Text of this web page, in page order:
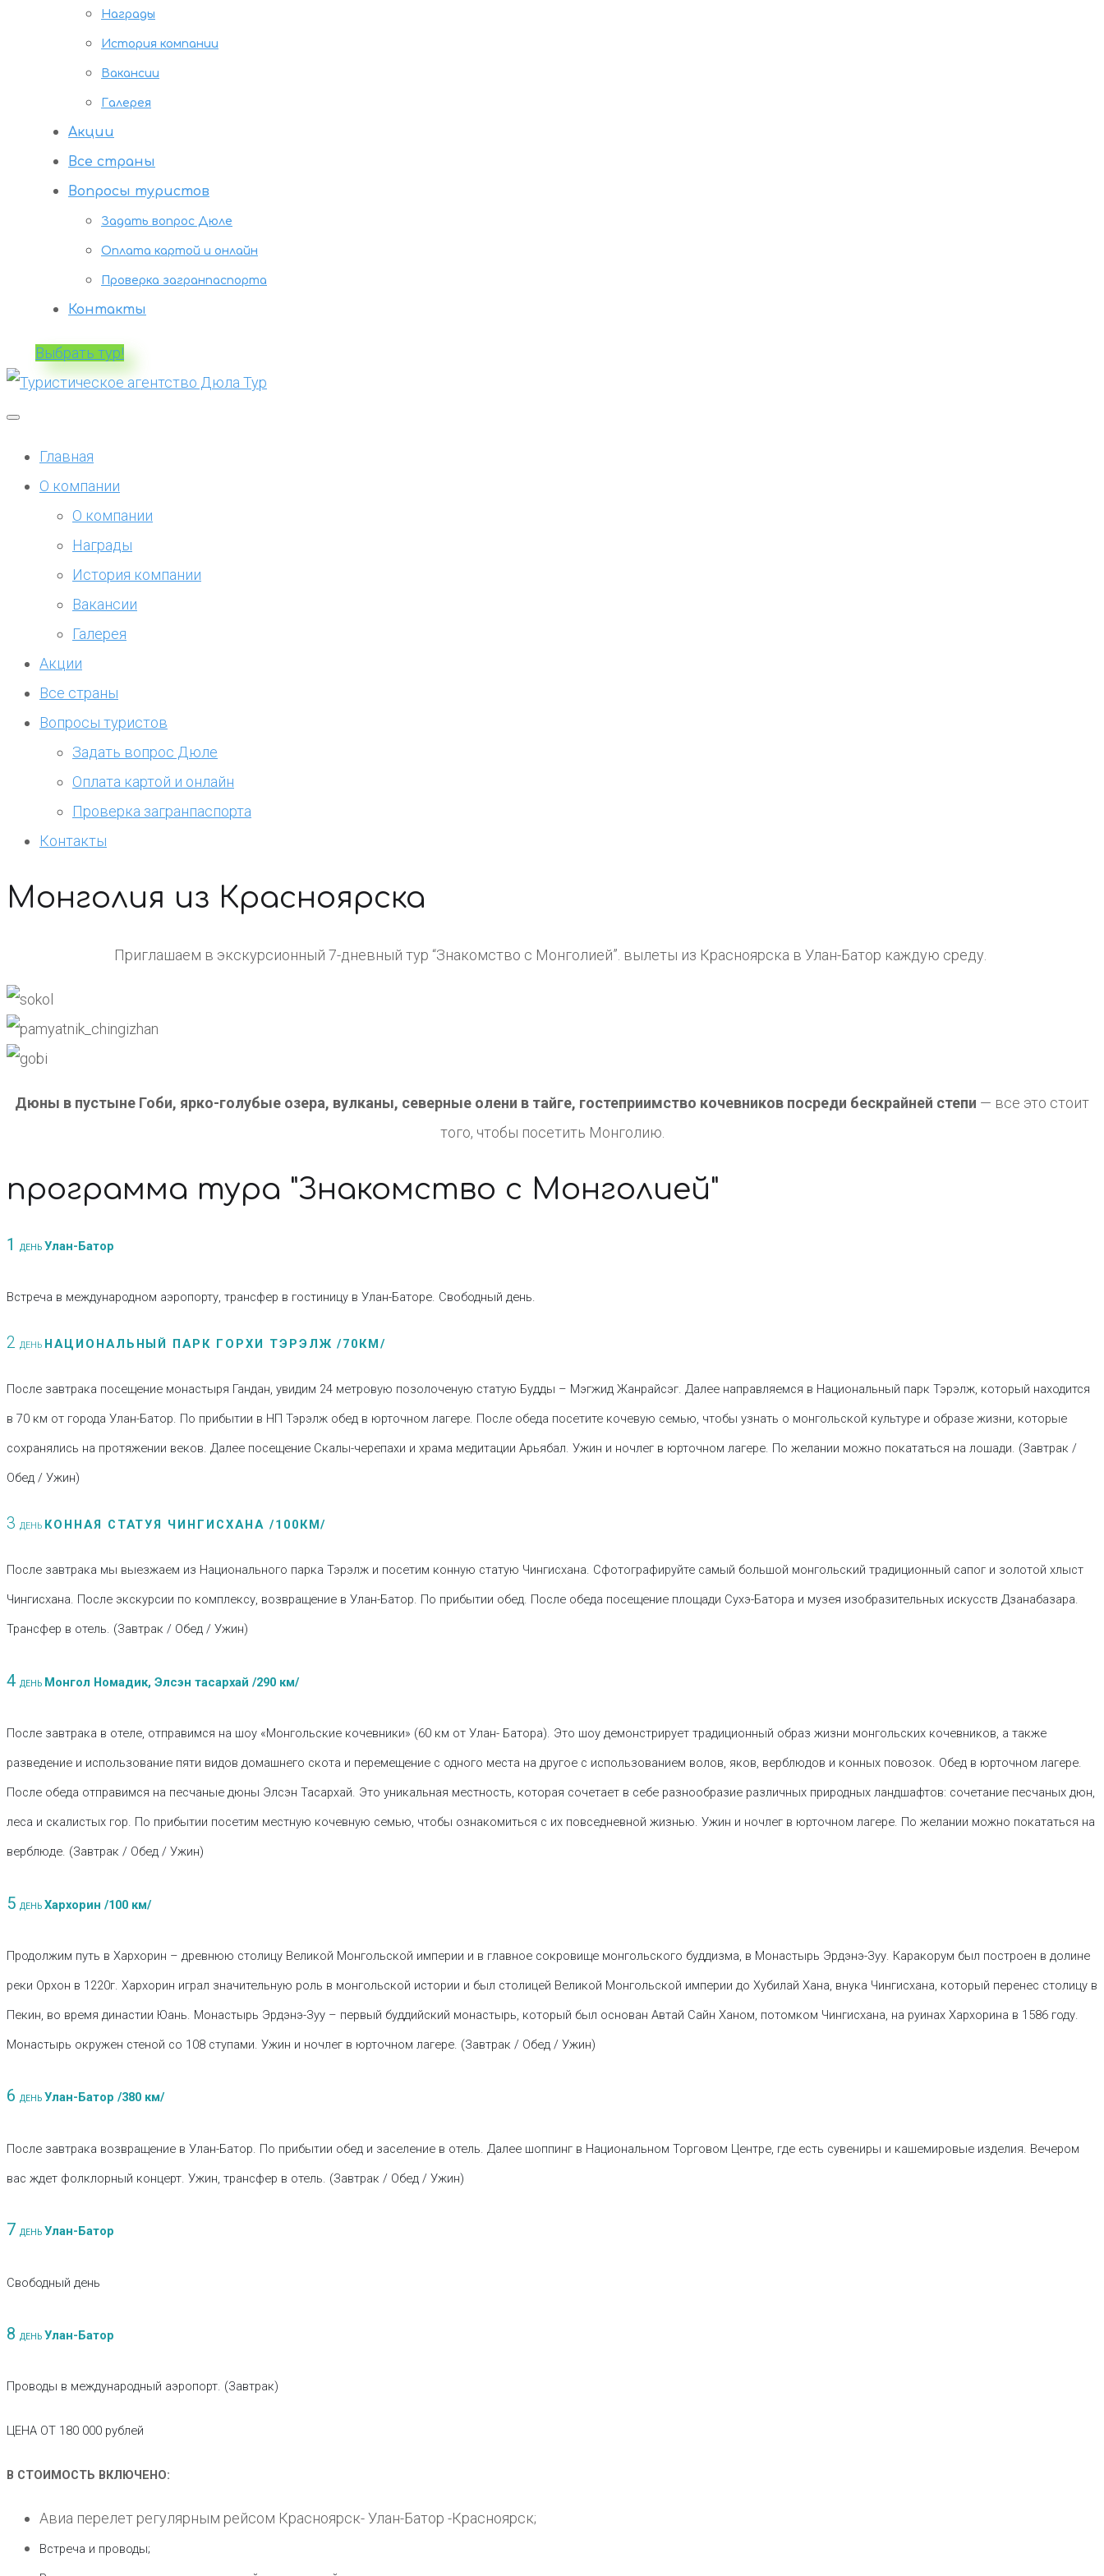
Награды
История компании
Вакансии
Галерея
Акции
Все страны
Вопросы туристов
Задать вопрос Дюле
Оплата картой и онлайн
Проверка загранпаспорта
Контакты
Выбрать тур!
Главная
О компании
О компании
Награды
История компании
Вакансии
Галерея
Акции
Все страны
Вопросы туристов
Задать вопрос Дюле
Оплата картой и онлайн
Проверка загранпаспорта
Контакты
Монголия из Красноярска
Приглашаем в экскурсионный 7-дневный тур “Знакомство с Монголией”. вылеты из Красноярска в Улан-Батор каждую среду.
Дюны в пустыне Гоби, ярко-голубые озера, вулканы, северные олени в тайге, гостеприимство кочевников посреди бескрайней степи — все это стоит
того, чтобы посетить Монголию.
программа тура "Знакомство с Монголией"
1 ДЕНЬ Улан-Батор
Встреча в международном аэропорту, трансфер в гостиницу в Улан-Баторе. Свободный день.
2 ДЕНЬ НАЦИОНАЛЬНЫЙ ПАРК ГОРХИ ТЭРЭЛЖ /70КМ/
После завтрака посещение монастыря Гандан, увидим 24 метровую позолоченую статую Будды – Мэгжид Жанрайсэг. Далее направляемся в Национальный парк Тэрэлж, который находится
в 70 км от города Улан-Батор. По прибытии в НП Тэрэлж обед в юрточном лагере. После обеда посетите кочевую семью, чтобы узнать о монгольской культуре и образе жизни, которые
сохранялись на протяжении веков. Далее посещение Скалы-черепахи и храма медитации Арьябал. Ужин и ночлег в юрточном лагере. По желании можно покататься на лошади. (Завтрак /
Обед / Ужин)
3 ДЕНЬ КОННАЯ СТАТУЯ ЧИНГИСХАНА /100КМ/
После завтрака мы выезжаем из Национального парка Тэрэлж и посетим конную статую Чингисхана. Сфотографируйте самый большой монгольский традиционный сапог и золотой хлыст
Чингисхана. После экскурсии по комплексу, возвращение в Улан-Батор. По прибытии обед. После обеда посещение площади Сухэ-Батора и музея изобразительных искусств Дзанабазара.
Трансфер в отель. (Завтрак / Обед / Ужин)
4 ДЕНЬ Монгол Номадик, Элсэн тасархай /290 км/
После завтрака в отеле, отправимся на шоу «Монгольские кочевники» (60 км от Улан- Батора). Это шоу демонстрирует традиционный образ жизни монгольских кочевников, а также
разведение и использование пяти видов домашнего скота и перемещение с одного места на другое с использованием волов, яков, верблюдов и конных повозок. Обед в юрточном лагере.
После обеда отправимся на песчаные дюны Элсэн Тасархай. Это уникальная местность, которая сочетает в себе разнообразие различных природных ландшафтов: сочетание песчаных дюн,
леса и скалистых гор. По прибытии посетим местную кочевную семью, чтобы ознакомиться с их повседневной жизнью. Ужин и ночлег в юрточном лагере. По желании можно покататься на
верблюде. (Завтрак / Обед / Ужин)
5 ДЕНЬ Хархорин /100 км/
Продолжим путь в Хархорин – древнюю столицу Великой Монгольской империи и в главное сокровище монгольского буддизма, в Монастырь Эрдэнэ-Зуу. Каракорум был построен в долине
реки Орхон в 1220г. Хархорин играл значительную роль в монгольской истории и был столицей Великой Монгольской империи до Хубилай Хана, внука Чингисхана, который перенес столицу в
Пекин, во время династии Юань. Монастырь Эрдэнэ-Зуу – первый буддийский монастырь, который был основан Автай Сайн Ханом, потомком Чингисхана, на руинах Хархорина в 1586 году.
Монастырь окружен стеной со 108 ступами. Ужин и ночлег в юрточном лагере. (Завтрак / Обед / Ужин)
6 ДЕНЬ Улан-Батор /380 км/
После завтрака возвращение в Улан-Батор. По прибытии обед и заселение в отель. Далее шоппинг в Национальном Торговом Центре, где есть сувениры и кашемировые изделия. Вечером
вас ждет фолклорный концерт. Ужин, трансфер в отель. (Завтрак / Обед / Ужин)
7 ДЕНЬ Улан-Батор
Свободный день
8 ДЕНЬ Улан-Батор
Проводы в международный аэропорт. (Завтрак)
ЦЕНА ОТ 180 000 рублей
В СТОИМОСТЬ ВКЛЮЧЕНО:
Авиа перелет регулярным рейсом Красноярск- Улан-Батор -Красноярск;
Встреча и проводы;